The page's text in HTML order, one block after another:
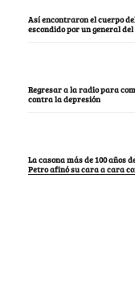
Así encontraron el cuerpo
escondido por un general
Regresar a la radio para
contra la depresión
La casona más de 100 años
Petro afinó su cara a cara